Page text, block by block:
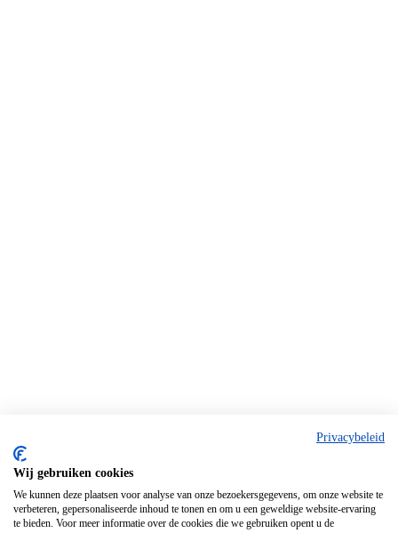
Privacybeleid
Wij gebruiken cookies
We kunnen deze plaatsen voor analyse van onze bezoekersgegevens, om onze website te
verbeteren, gepersonaliseerde inhoud te tonen en om u een geweldige website-ervaring
te bieden. Voor meer informatie over de cookies die we gebruiken opent u de